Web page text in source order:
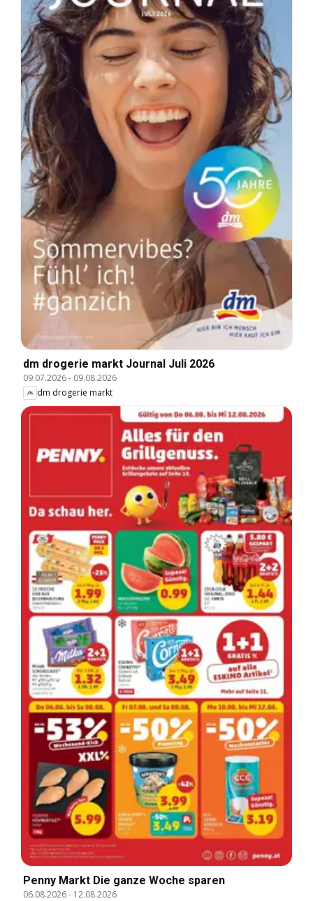
dm drogerie markt Journal Juli 2026
09.07.2026- 09.08.2026
dm drogerie markt
Penny Markt Die ganze Woche sparen
06.08.2026- 12.08.2026